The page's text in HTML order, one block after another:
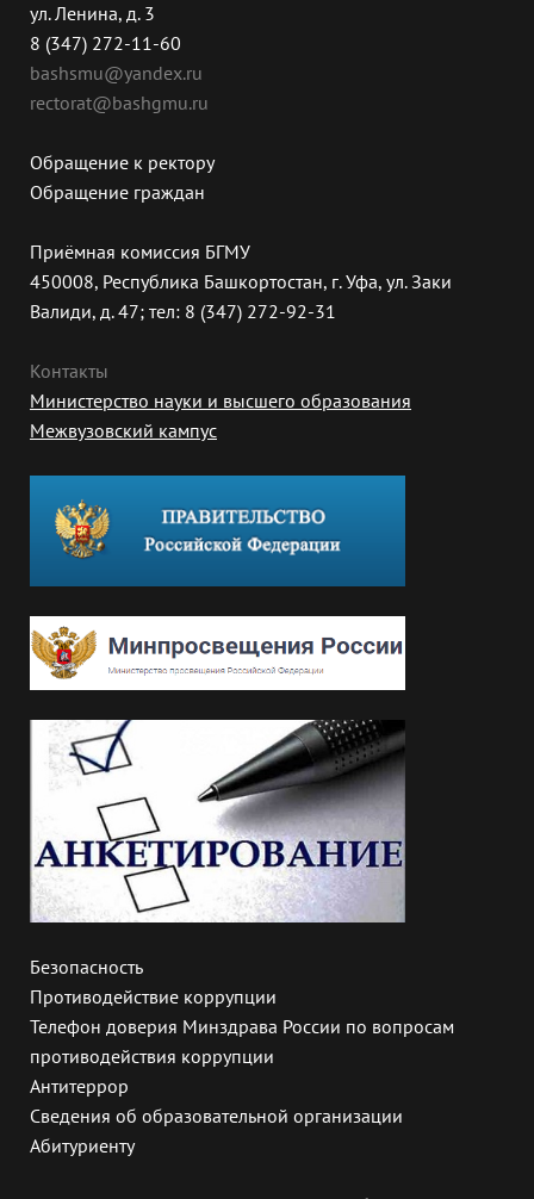
ул. Ленина, д. 3
8 (347) 272-11-60
bashsmu@yandex.ru
rectorat@bashgmu.ru
Обращение к ректору
Обращение граждан
Приёмная комиссия БГМУ
450008, Республика Башкортостан, г. Уфа, ул. Заки
Валиди, д. 47; тел: 8 (347) 272-92-31
Контакты
Министерство науки и высшего образования
Межвузовский кампус
Безопасность
Противодействие коррупции
Телефон доверия Минздрава России по вопросам
противодействия коррупции
Антитеррор
Сведения об образовательной организации
Абитуриенту